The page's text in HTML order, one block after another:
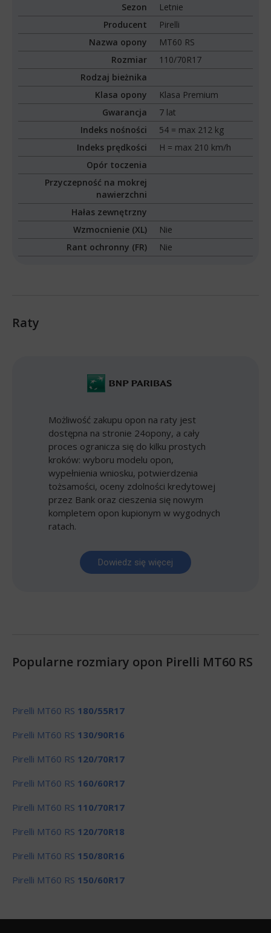
Sezon
Letnie
Producent
Pirelli
Nazwa opony
MT60 RS
Rozmiar
110/70R17
Rodzaj bieżnika
Klasa opony
Klasa Premium
Gwarancja
7 lat
Indeks nośności
54 = max 212 kg
Indeks prędkości
H = max 210 km/h
Opór toczenia
Przyczepność na mokrej
nawierzchni
Hałas zewnętrzny
Wzmocnienie (XL)
Nie
Rant ochronny (FR)
Nie
Raty
Możliwość zakupu opon na raty jest
dostępna na stronie 24opony, a cały
proces ogranicza się do kilku prostych
kroków: wyboru modelu opon,
wypełnienia wniosku, potwierdzenia
tożsamości, oceny zdolności kredytowej
przez Bank oraz cieszenia się nowym
kompletem opon kupionym w wygodnych
ratach.
Dowiedz się więcej
Popularne rozmiary opon Pirelli MT60 RS
Pirelli MT60 RS 180/55R17
Pirelli MT60 RS 130/90R16
Pirelli MT60 RS 120/70R17
Pirelli MT60 RS 160/60R17
Pirelli MT60 RS 110/70R17
Pirelli MT60 RS 120/70R18
Pirelli MT60 RS 150/80R16
Pirelli MT60 RS 150/60R17